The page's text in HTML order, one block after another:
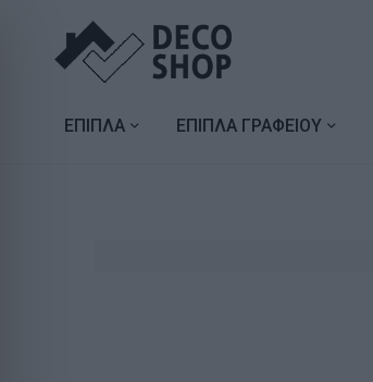
ΕΠΙΠΛΑ ΕΠΙΠΛΑ ΓΡΑΦΕΙΟΥ